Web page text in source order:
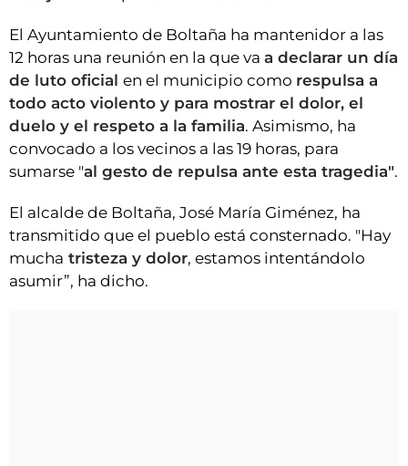
El Ayuntamiento de Boltaña ha mantenidor a las
12 horas una reunión en la que va a declarar un día
de luto oficial en el municipio como respulsa a
todo acto violento y para mostrar el dolor, el
duelo y el respeto a la familia. Asimismo, ha
convocado a los vecinos a las 19 horas, para
sumarse "al gesto de repulsa ante esta tragedia".
El alcalde de Boltaña, José María Giménez, ha
transmitido que el pueblo está consternado. "Hay
mucha tristeza y dolor, estamos intentándolo
asumir”, ha dicho.